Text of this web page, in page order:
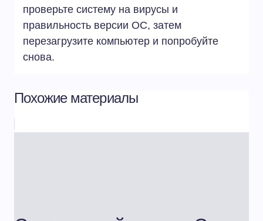
проверьте систему на вирусы и
правильность версии ОС, затем
перезагрузите компьютер и попробуйте
снова.
Похожие материалы